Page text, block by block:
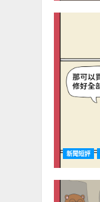
新聞短評